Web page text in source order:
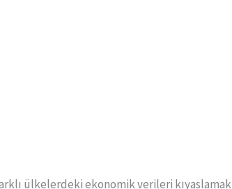
ülkelerdeki ekonomik verileri kıyaslamak